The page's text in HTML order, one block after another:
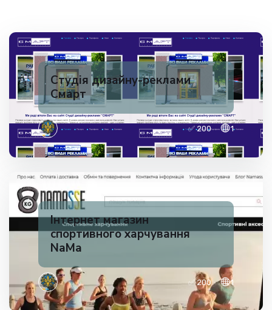
Студія дизайну-реклами
Смарт
✅ 200 1
Інтернет магазин
спортивного харчування
NaMa
✅ 200 1